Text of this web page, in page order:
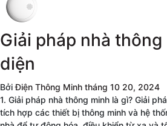
Giải pháp nhà
diện
BởiĐiện Thông Minh tháng 10 20, 2024
1. Giải pháp nhà thông minh là gì? Giải
tích hợp các thiết bị thông minh và hệ